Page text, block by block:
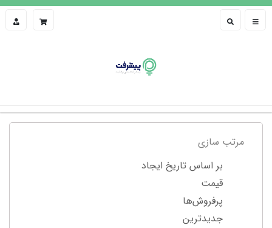
مرتب سازی
بر اساس تاریخ ایجاد
قیمت
پرفروش‌ها
جدیدترین